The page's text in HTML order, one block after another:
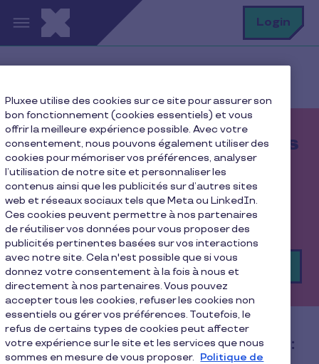
Aller au contenu principal Login
Bénéficiaires des services
Pluxee
Découvrez les informations pratiques liées à
l'utilisation de vos avantages Pluxee !
Portail web
Découvrez toutes nos solutions :
Pluxee utilise des cookies sur ce site pour assurer son
bon fonctionnement (cookies essentiels) et vous
offrir la meilleure expérience possible. Avec votre
consentement, nous pouvons également utiliser des
cookies pour mémoriser vos préférences, analyser
l’utilisation de notre site et personnaliser les
contenus ainsi que les publicités sur d’autres sites
web et réseaux sociaux tels que Meta ou LinkedIn.
Ces cookies peuvent permettre à nos partenaires
de réutiliser vos données pour vous proposer des
publicités pertinentes basées sur vos interactions
avec notre site. Cela n'est possible que si vous
donnez votre consentement à la fois à nous et
directement à nos partenaires. Vous pouvez
accepter tous les cookies, refuser les cookies non
essentiels ou gérer vos préférences. Toutefois, le
refus de certains types de cookies peut affecter
votre expérience sur le site et les services que nous
sommes en mesure de vous proposer. Politique de